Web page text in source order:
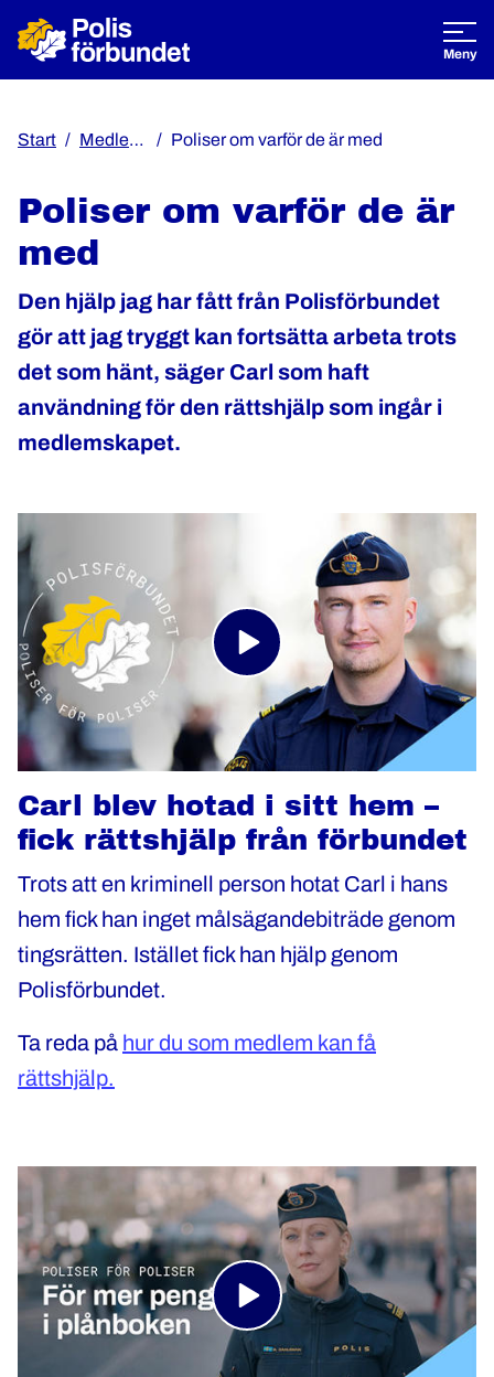
Öppna
Meny
Start Medlemskap Poliser om varför de är med
Poliser om varför de är
med
Den hjälp jag har fått från Polisförbundet
gör att jag tryggt kan fortsätta arbeta trots
det som hänt, säger Carl som haft
användning för den rättshjälp som ingår i
medlemskapet.
Carl blev hotad i sitt hem –
fick rättshjälp från förbundet
Trots att en kriminell person hotat Carl i hans
hem fick han inget målsägandebiträde genom
tingsrätten. Istället fick han hjälp genom
Polisförbundet.
Ta reda på hur du som medlem kan få
rättshjälp.